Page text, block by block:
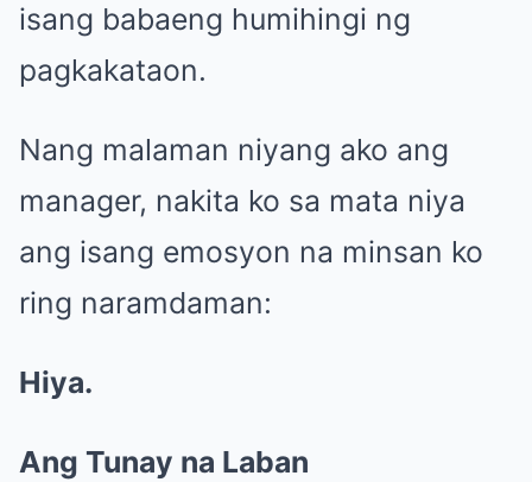
isang babaeng humihingi ng
pagkakataon.
Nang malaman niyang ako ang
manager, nakita ko sa mata niya
ang isang emosyon na minsan ko
ring naramdaman:
Hiya.
Ang Tunay na Laban